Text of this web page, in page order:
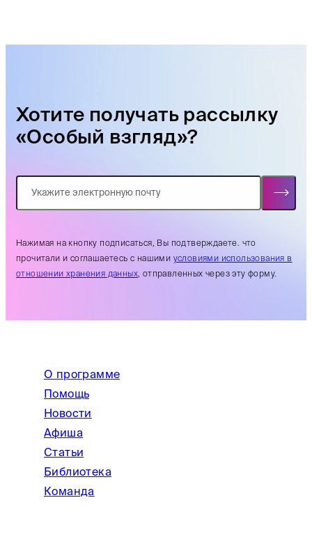
Хотите получать рассылку
«Особый взгляд»?
Нажимая на кнопку подписаться, Вы подтверждаете. что
прочитали и соглашаетесь с нашими условиями использования в
отношении хранения данных , отправленных через эту форму.
О программе
Помощь
Новости
Афиша
Статьи
Библиотека
Команда